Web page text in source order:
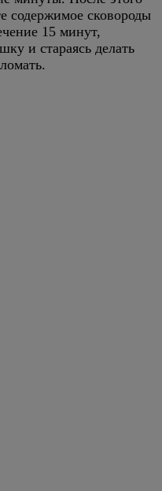
содержимое сковороды
15 минут,
и стараясь делать